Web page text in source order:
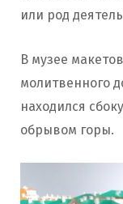
или род
В музее
молитвенного
находился
обрывом горы.